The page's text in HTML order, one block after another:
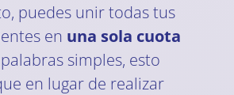
puedes unir todas tus
en una sola cuota
simples, esto
en lugar de realizar